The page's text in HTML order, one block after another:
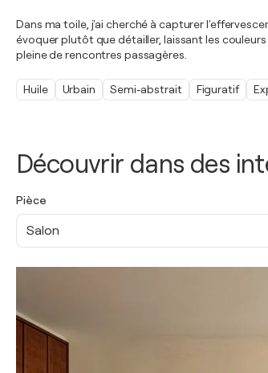
Découvrir dans des
Pièce
Salon
Dans ma toile, j'ai cherché à capturer
évoquer plutôt que détailler, laissant les
pleine de rencontres passagères.
Huile Urbain Semi-abstrait Figuratif